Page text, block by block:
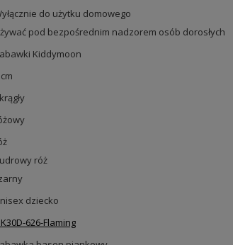
do użytku domowego
pod bezpośrednim nadzorem osób dorosłych
Kiddymoon
róż
dziecko
626-Flaming